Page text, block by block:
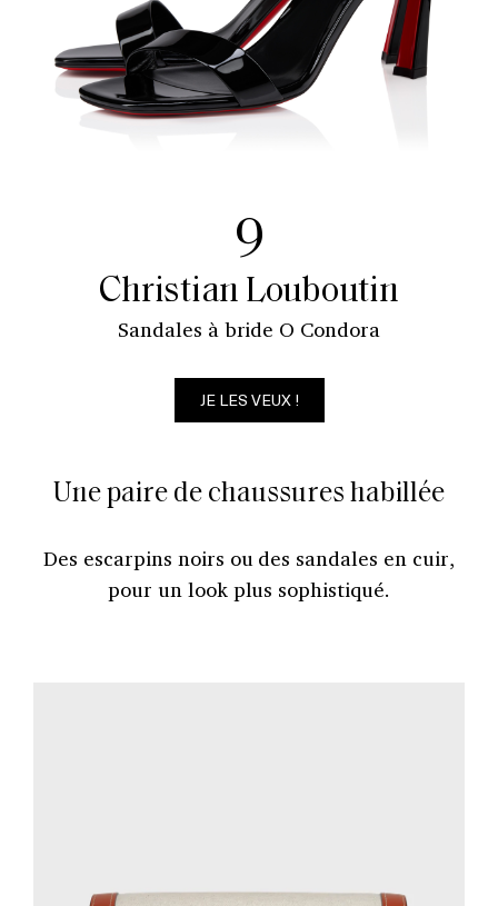
9
Christian Louboutin
Sandales à bride O Condora
JE LES VEUX !
Une paire de chaussures habillée
Des escarpins noirs ou des sandales en cuir,
pour un look plus sophistiqué.